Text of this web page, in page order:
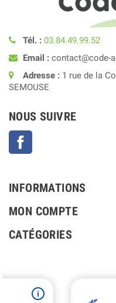
Tél. : 03.84.49.99.52
Email : contact@code-
Adresse : 1 rue de la
SEMOUSE
NOUS SUIVRE
INFORMATIONS
MON COMPTE
CATÉGORIES